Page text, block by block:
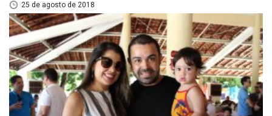
25 de agosto de 2018